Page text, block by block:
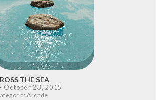
THE SEA
- October 23, 2015
Arcade